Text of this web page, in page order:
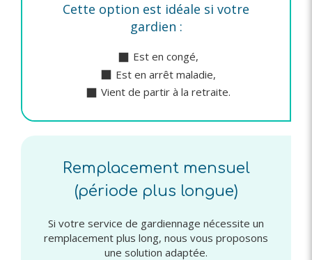
Cette option est idéale si votre
gardien :
Est en congé,
Est en arrêt maladie,
Vient de partir à la retraite.
Remplacement mensuel
(période plus longue)
Si votre service de gardiennage nécessite un
remplacement plus long, nous vous proposons
une solution adaptée.